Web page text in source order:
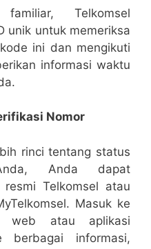
Telkomsel
unik untuk memeriksa
ini dan mengikuti
informasi waktu
Nomor
rinci tentang status
Anda dapat
Telkomsel atau
Masuk ke
atau aplikasi
berbagai informasi,